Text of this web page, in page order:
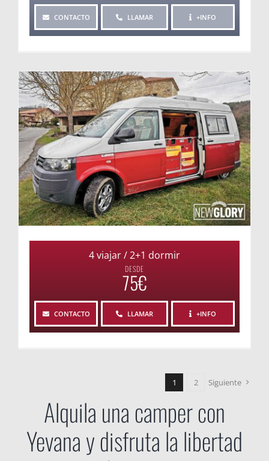
CONTACTO LLAMAR +INFO
4 viajar / 2+1 dormir
DESDE
75€
CONTACTO LLAMAR +INFO
1 2 Siguiente
Alquila una camper con
Yevana y disfruta la libertad